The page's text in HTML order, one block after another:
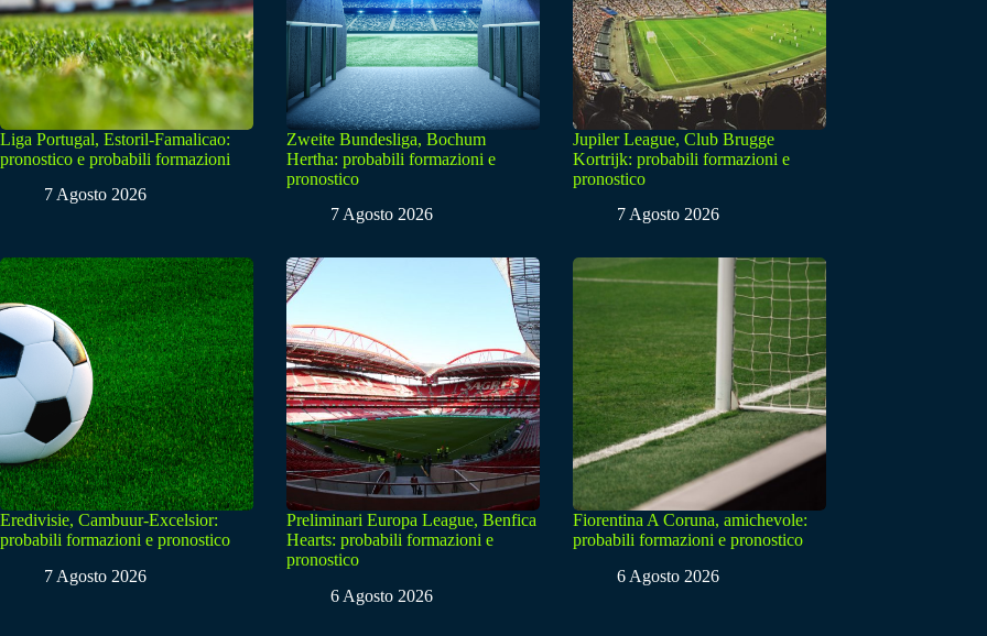
Liga Portugal, Estoril-Famalicao:
pronostico e probabili formazioni
7 Agosto 2026
Zweite Bundesliga, Bochum
Hertha: probabili formazioni e
pronostico
7 Agosto 2026
Jupiler League, Club Brugge
Kortrijk: probabili formazioni e
pronostico
7 Agosto 2026
Eredivisie, Cambuur-Excelsior:
probabili formazioni e pronostico
7 Agosto 2026
Preliminari Europa League, Benfica
Hearts: probabili formazioni e
pronostico
6 Agosto 2026
Fiorentina A Coruna, amichevole:
probabili formazioni e pronostico
6 Agosto 2026